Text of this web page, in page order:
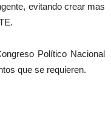
evitando crear mas
Político Nacional
que se requieren.